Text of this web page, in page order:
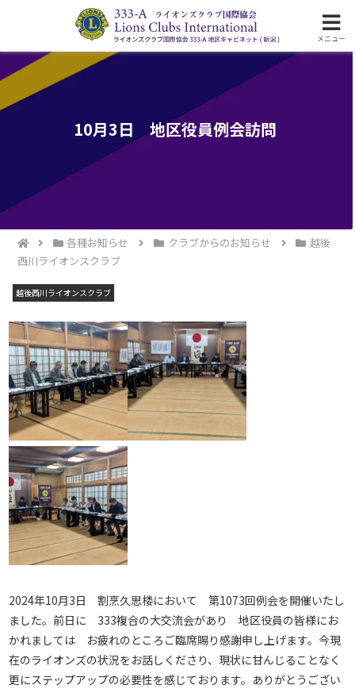
ライオンズクラブ国際協会333-A地区の活動
10月3日 地区役員例会訪問
各種お知らせ クラブからのお知らせ
越後
西川ライオンスクラブ
越後西川ライオンスクラブ
2024年10月3日 割烹久思楼において 第1073回例会を開催いたし
ました。前日に 333複合の大交流会があり 地区役員の皆様にお
かれましては お疲れのところご臨席賜り感謝申し上げます。今現
在のライオンズの状況をお話しくださり、現状に甘んじることなく
更にステップアップの必要性を感じております。ありがとうござい
メニュー